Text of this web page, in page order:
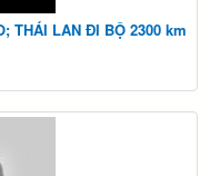
THÁI LAN ĐI BỘ 2300 km